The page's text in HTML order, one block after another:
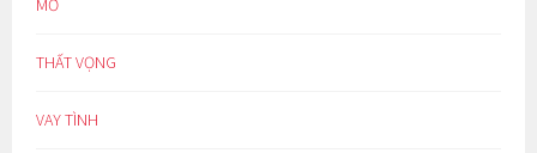
MƠ
THẤT VỌNG
VAY TÌNH